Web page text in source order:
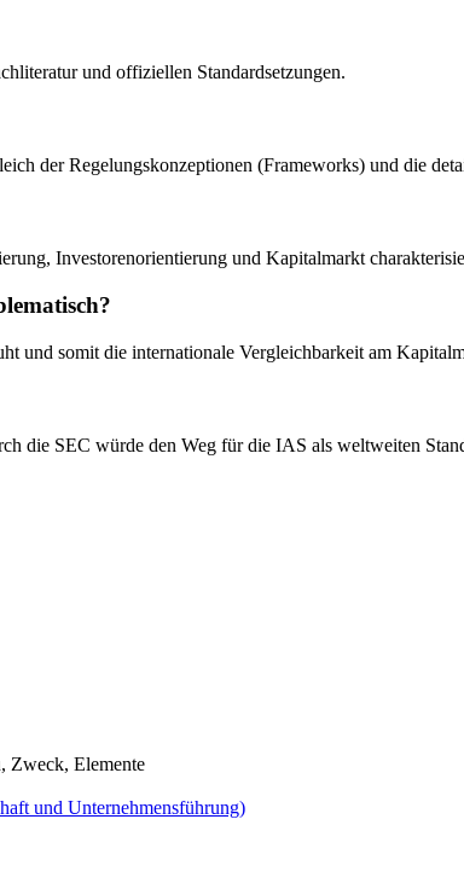
und offiziellen Standardsetzungen.
der Regelungskonzeptionen (Frameworks) und die
Investorenorientierung und Kapitalmarkt
und somit die internationale Vergleichbarkeit am
die SEC würde den Weg für die IAS als weltweiten
Zweck, Elemente
und Unternehmensführung)